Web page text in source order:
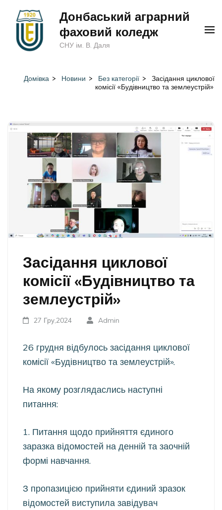
(натисніть
Донбаський аграрний
фаховий коледж
СНУ ім. В. Даля
Домівка > Новини > Без категорії >
Засідання циклової
комісії «Будівництво та землеустрій»
Засідання циклової
комісії «Будівництво та
землеустрій»
27 Гру,2024 Admin
26 грудня відбулось засідання циклової
комісії «Будівництво та землеустрій».
На якому розглядаслись наступні
питання:
1. Питання щодо прийняття єдиного
заразка відомостей на денній та заочній
формі навчання.
З пропазицією прийняти єдиний зразок
відомостей виступила завідувач